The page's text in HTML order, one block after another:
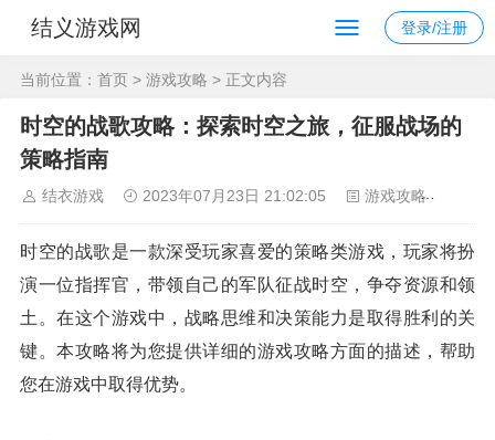
结义游戏网 登录/注册
当前位置： 首页 > 游戏攻略 > 正文内容
时空的战歌攻略：探索时空之旅，征服战场的
策略指南
结衣游戏 2023年07月23日 21:02:05 游戏攻略
时空的战歌是一款深受玩家喜爱的策略类游戏，玩家将扮
演一位指挥官，带领自己的军队征战时空，争夺资源和领
土。在这个游戏中，战略思维和决策能力是取得胜利的关
键。本攻略将为您提供详细的游戏攻略方面的描述，帮助
您在游戏中取得优势。